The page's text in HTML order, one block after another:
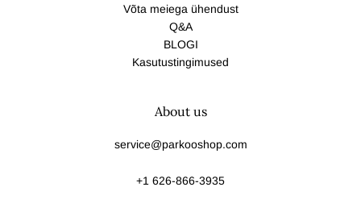
Võta meiega ühendust
Q&A
BLOGI
Kasutustingimused
About us
service@parkooshop.com
+1 626-866-3935